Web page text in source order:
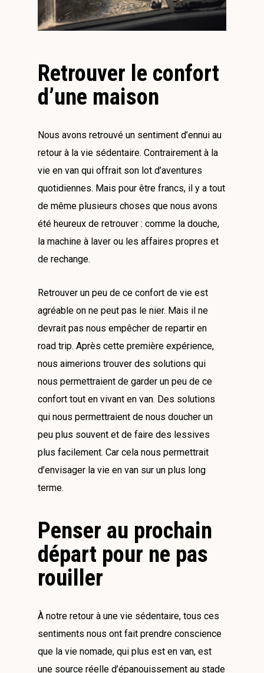
Retrouver le confort
d’une maison
Nous avons retrouvé un sentiment d’ennui au
retour à la vie sédentaire. Contrairement à la
vie en van qui offrait son lot d’aventures
quotidiennes. Mais pour être francs, il y a tout
de même plusieurs choses que nous avons
été heureux de retrouver : comme la douche,
la machine à laver ou les affaires propres et
de rechange.
Retrouver un peu de ce confort de vie est
agréable on ne peut pas le nier. Mais il ne
devrait pas nous empêcher de repartir en
road trip. Après cette première expérience,
nous aimerions trouver des solutions qui
nous permettraient de garder un peu de ce
confort tout en vivant en van. Des solutions
qui nous permettraient de nous doucher un
peu plus souvent et de faire des lessives
plus facilement. Car cela nous permettrait
d’envisager la vie en van sur un plus long
terme.
Penser au prochain
départ pour ne pas
rouiller
À notre retour à une vie sédentaire, tous ces
sentiments nous ont fait prendre conscience
que la vie nomade, qui plus est en van, est
une source réelle d’épanouissement au stade